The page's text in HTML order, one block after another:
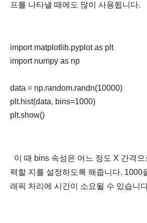
프를 나타낼 때에도 많이 사용됩니다.
import matplotlib.pyplot as plt
import numpy as np
data = np.random.randn(10000)
plt.hist(data, bins=1000)
이 때 bins 속성은 어느 정도 X 간격
력할 지를 설정하도록 해줍니다. 1000
래픽 처리에 시간이 소요될 수 있습니